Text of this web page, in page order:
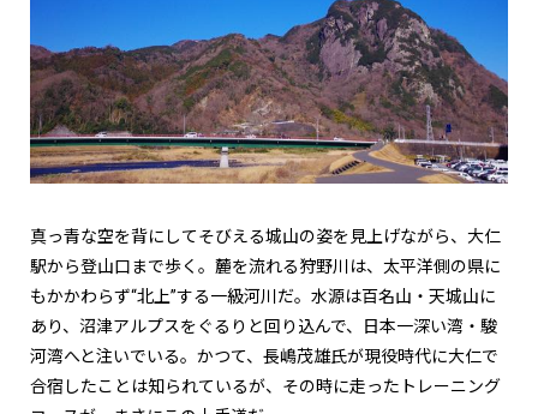
真っ青な空を背にしてそびえる城山の姿を見上げながら、大仁
駅から登山口まで歩く。麓を流れる狩野川は、太平洋側の県に
もかかわらず“北上”する一級河川だ。水源は百名山・天城山に
あり、沼津アルプスをぐるりと回り込んで、日本一深い湾・駿
河湾へと注いでいる。かつて、長嶋茂雄氏が現役時代に大仁で
合宿したことは知られているが、その時に走ったトレーニング